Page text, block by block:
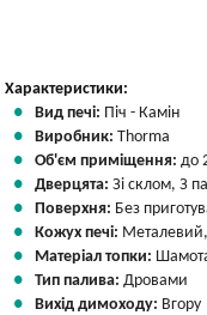
Характеристики:
Вид печі: Піч - Камін
Виробник: Thorma
Об'єм приміщення: до
Дверцята: Зі склом, З
Поверхня: Без
Кожух печі:
Матеріал топки:
Тип палива: Дровами
Вихід димоходу: Вгору